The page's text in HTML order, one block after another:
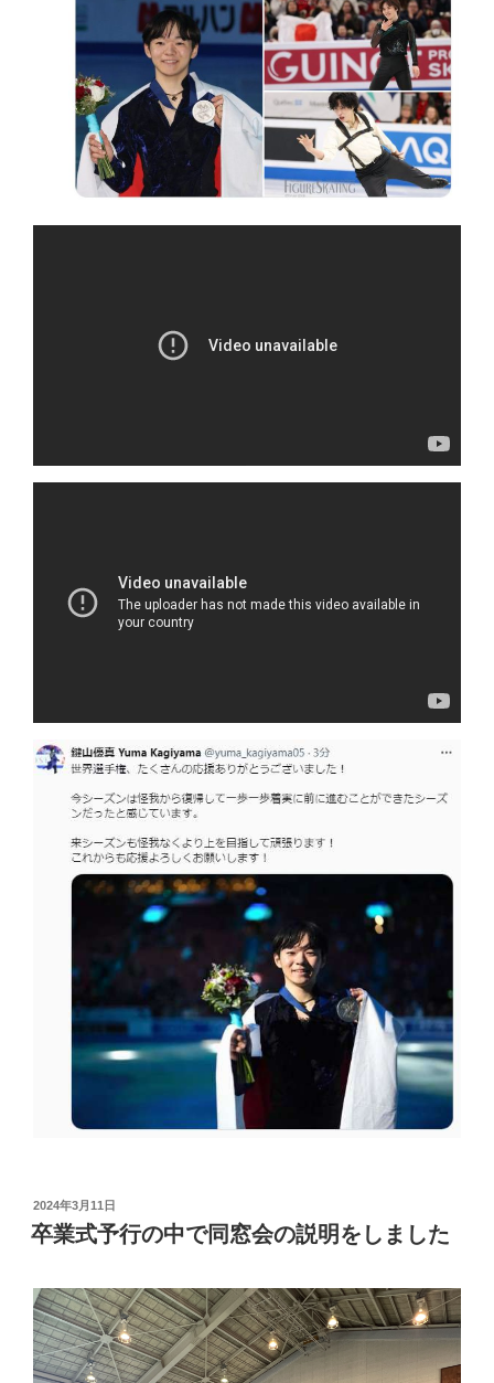
投
稿
日:
2024年3月11日
卒業式予行の中で同窓会の説明をしました